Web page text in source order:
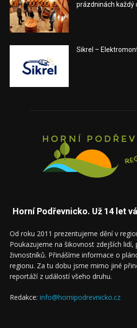
prázdninách každý
Sikrel –
Horní Podřevnicko. Už 14 let
Od roku 2011 prezentujeme dění v
Poukazujeme na šikovnost zdejších lidí,
živnostníků. Přinášíme informace o
regionu. Za tu dobu jsme mimo jiné
reportáží z událostí všeho druhu.
Redakce: info@hornipodrevnicko.cz